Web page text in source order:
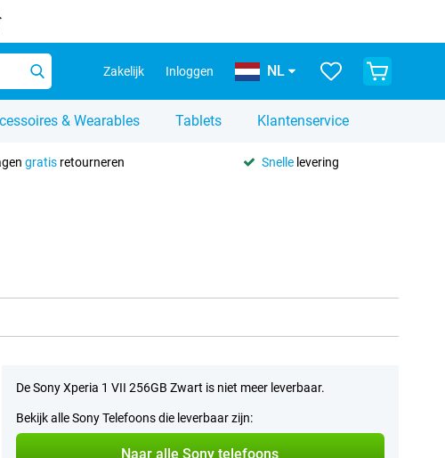
Zakelijk Inloggen NL
& Wearables Tablets Klantenservice
gratisretourneren Snellelevering
De Sony Xperia 1 VII 256GB Zwart is niet meer leverbaar.
Bekijk alle Sony Telefoons die leverbaar zijn:
Naar alle Sony telefoons